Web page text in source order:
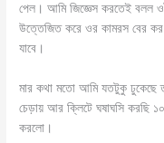
পেল। আমি জিজ্ঞেস করতেই বলল
উত্তেজিত করে ওর কামরস বের
যাবে।
মার কথা মতো আমি যতটুকু ঢুকেছে
চেড়ায় আর ক্লিটে ঘষাঘসি করছি
করলো।